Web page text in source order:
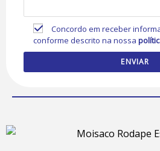
Concordo em receber
conforme descrito na nossa